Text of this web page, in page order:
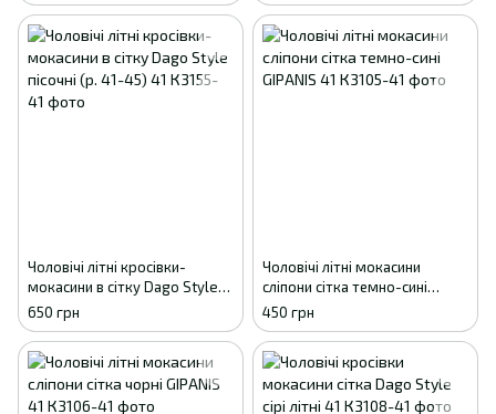
Чоловічі літні кросівки-
мокасини в сітку Dago Style
пісочні (р. 41-45) 41
650 грн
Чоловічі літні мокасини
сліпони сітка темно-сині
GIPANIS 41
450 грн